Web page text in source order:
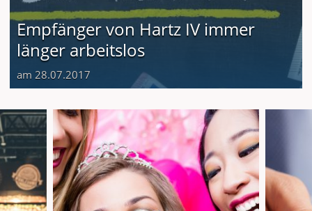
Empfänger von Hartz IV immer
länger arbeitslos
am 28.07.2017